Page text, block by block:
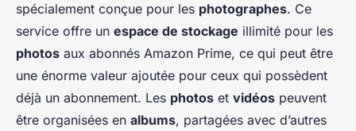
spécialement conçue pour les photographes. Ce
service offre un espace de stockage illimité pour les
photos aux abonnés Amazon Prime, ce qui peut être
une énorme valeur ajoutée pour ceux qui possèdent
déjà un abonnement. Les photos et vidéos peuvent
être organisées en albums, partagées avec d’autres